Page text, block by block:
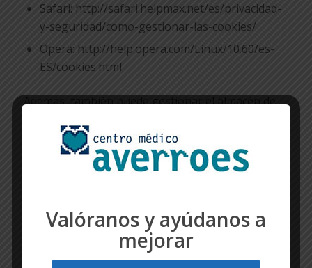
Safari: http://safari.helpmax.net/es/privacidad-
y-seguridad/como-gestionar-las-cookies/
Opera: http://help.opera.com/Linux/10.60/es-
ES/cookies.html
Además, también puede gestionar el almacén de
como las siguientes:
Ghostery: www.ghostery.com
Cookies utilizadas en
www.centromedicoaverroes.com
Valóranos y ayúdanos a
mejorar